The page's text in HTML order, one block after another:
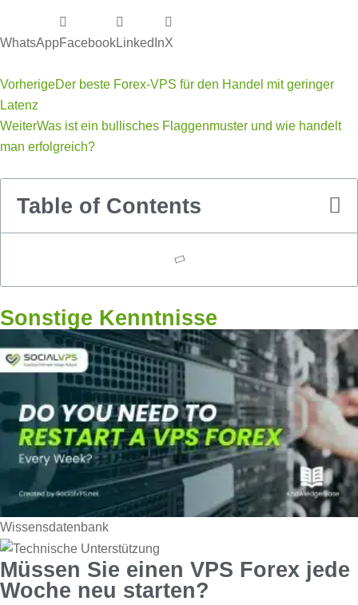
WhatsAppFacebookLinkedInX
VorherigeDer beste Forex-VPS für den Handel mit geringer
Latenz
WeiterWas ist ein bullisches Flaggenmuster und wie handelt
man erfolgreich?
Table of Contents
Sonstige Kenntnisse
Wissensdatenbank
Müssen Sie einen VPS Forex jede
Woche neu starten?